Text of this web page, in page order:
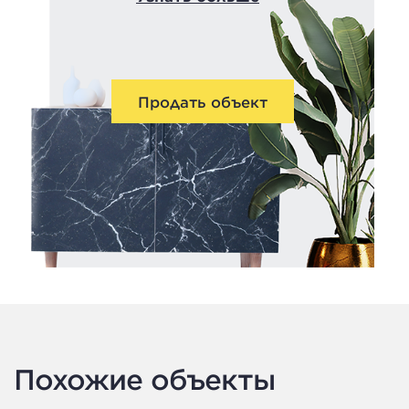
Продать объект
Похожие объекты